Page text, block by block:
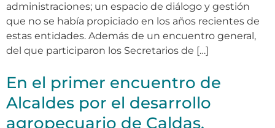
administraciones; un espacio de diálogo y gestión
que no se había propiciado en los años recientes de
estas entidades. Además de un encuentro general,
del que participaron los Secretarios de […]
En el primer encuentro de
Alcaldes por el desarrollo
agropecuario de Caldas,